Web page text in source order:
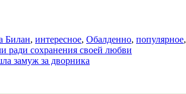
Билан, интересное, Обалденно, популярное,
ради сохранения своей любви
замуж за дворника